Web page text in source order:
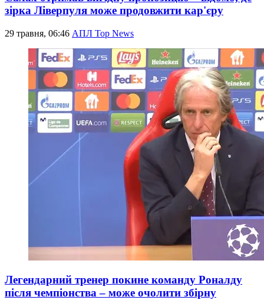
зірка Ліверпуля може продовжити кар'єру
29 травня, 06:46 АПЛ Top News
Легендарний тренер покине команду Роналду
після чемпіонства – може очолити збірну